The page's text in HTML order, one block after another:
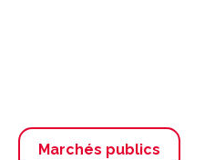
Marchés publics